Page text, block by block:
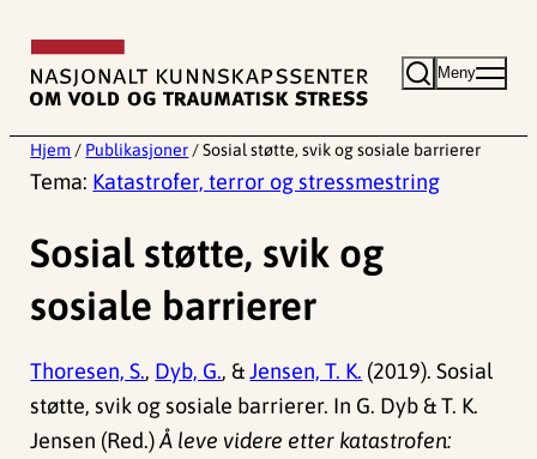
innhold
Meny
Hjem / Publikasjoner / Sosial støtte, svik og sosiale barrierer
Tema: Katastrofer, terror og stressmestring
Sosial støtte, svik og
sosiale barrierer
Thoresen, S., Dyb, G., &Jensen, T. K. (2019). Sosial
støtte, svik og sosiale barrierer. In G. Dyb & T. K.
Jensen (Red.)Å leve videre etter katastrofen: